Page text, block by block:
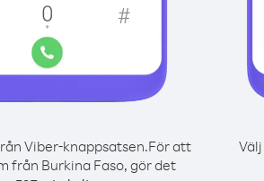
Viber-knappsatsen.För att
från Burkina Faso, gör det